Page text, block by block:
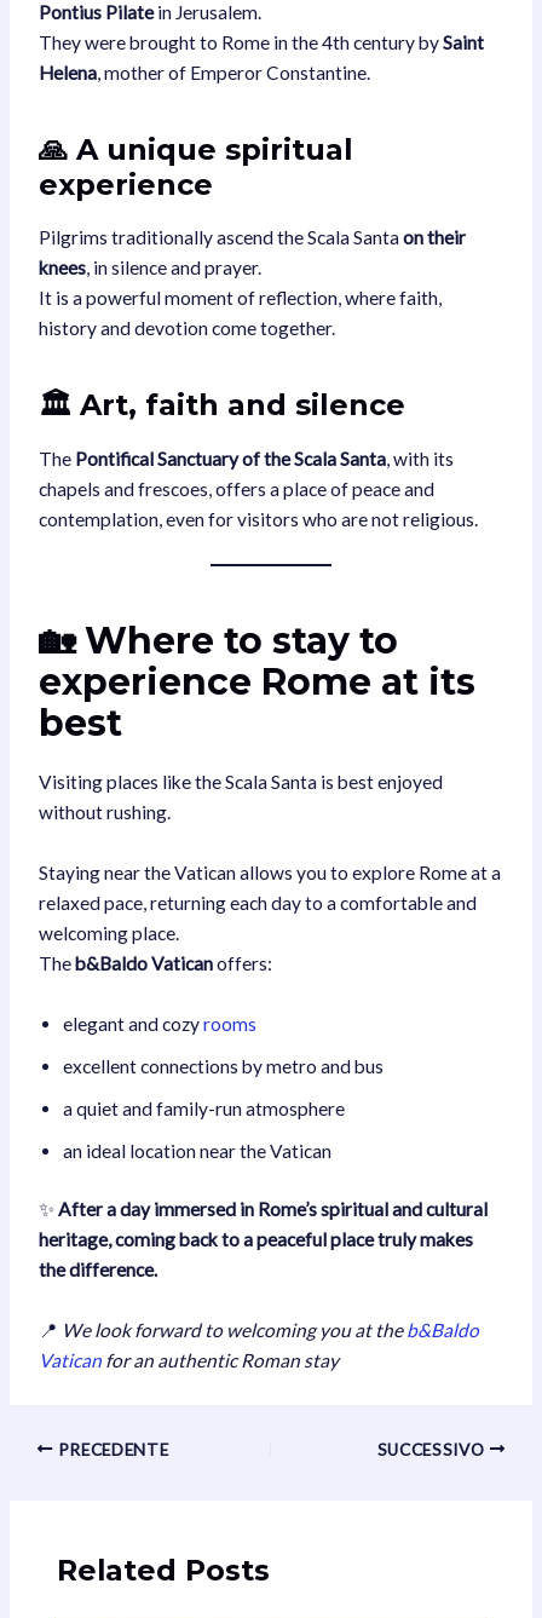
Pontius Pilatein Jerusalem.
They were brought to Rome in the 4th century bySaint
Helena, mother of Emperor Constantine.
🙏 A unique spiritual
experience
Pilgrims traditionally ascend the Scala Santaon their
knees, in silence and prayer.
It is a powerful moment of reflection, where faith,
history and devotion come together.
🏛️ Art, faith and silence
The Pontifical Sanctuary of the Scala Santa, with its
chapels and frescoes, offers a place of peace and
contemplation, even for visitors who are not religious.
🏡 Where to stay to
experience Rome at its
best
Visiting places like the Scala Santa is best enjoyed
without rushing.
Staying near the Vatican allows you to explore Rome at a
relaxed pace, returning each day to a comfortable and
welcoming place.
Theb&Baldo Vaticanoffers:
elegant and cozyrooms
excellent connections by metro and bus
a quiet and family-run atmosphere
an ideal location near the Vatican
✨After a day immersed in Rome’s spiritual and cultural
heritage, coming back to a peaceful place truly makes
the difference.
📍 We look forward to welcoming you at theb&Baldo
Vatican for an authentic Roman stay
Navigazione
PRECEDENTE SUCCESSIVO
Related Posts